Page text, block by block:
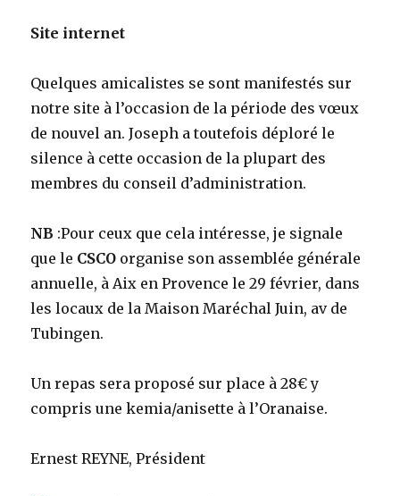
Site internet
Quelques amicalistes se sont manifestés sur
notre site à l’occasion de la période des vœux
de nouvel an. Joseph a toutefois déploré le
silence à cette occasion de la plupart des
membres du conseil d’administration.
NB :Pour ceux que cela intéresse, je signale
que le CSCO organise son assemblée générale
annuelle, à Aix en Provence le 29 février, dans
les locaux de la Maison Maréchal Juin, av de
Tubingen.
Un repas sera proposé sur place à 28€ y
compris une kemia/anisette à l’Oranaise.
Ernest REYNE, Président